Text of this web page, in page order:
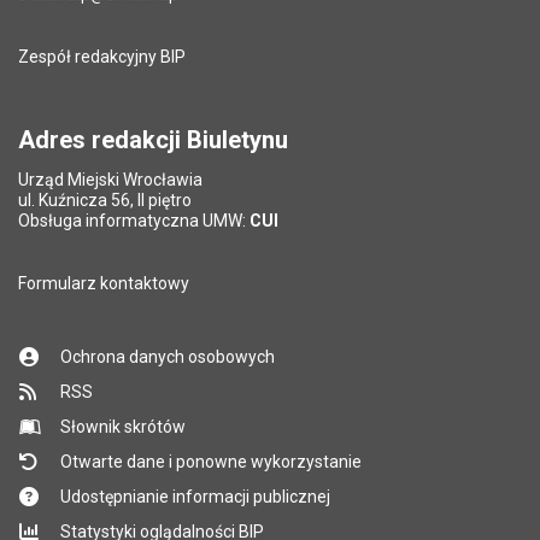
Adres e-mail znajomego
Pytanie antyspamowe
*
Pole wymagane
Zespół redakcyjny BIP
Adres redakcji Biuletynu
Urząd Miejski Wrocławia
ul. Kuźnicza 56, II piętro
Obsługa informatyczna UMW: CUI
Formularz kontaktowy
Ochrona danych osobowych
RSS
Słownik skrótów
Otwarte dane i ponowne wykorzystanie
Udostępnianie informacji publicznej
Statystyki oglądalności BIP